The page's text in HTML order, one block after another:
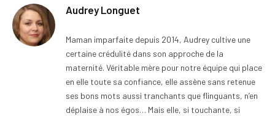
Audrey Longuet
Maman imparfaite depuis 2014, Audrey cultive une
certaine crédulité dans son approche de la
maternité. Véritable mère pour notre équipe qui place
en elle toute sa confiance, elle assène sans retenue
ses bons mots aussi tranchants que flinguants, n’en
déplaise à nos égos… Mais elle, si touchante, si